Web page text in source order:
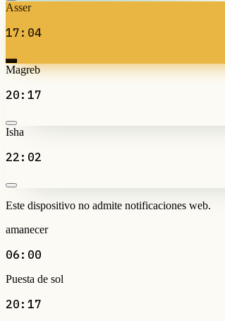
Asser
17:04
Magreb
20:17
Isha
22:02
Este dispositivo no admite notificaciones web.
amanecer
06:00
Puesta de sol
20:17